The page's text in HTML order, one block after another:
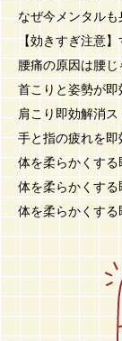
なぜ今メンタル
【効きすぎ注意
腰痛の原因は腰じ
首こりと姿勢が即
肩こり即効解消ス
手と指の疲れを
体を柔らかくす
体を柔らかくす
体を柔らかくす